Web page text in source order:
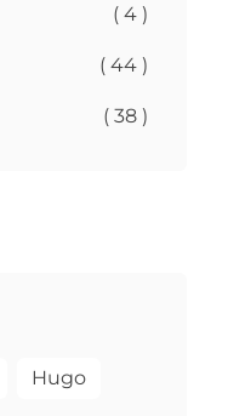
( 4 )
( 44 )
( 38 )
Hugo